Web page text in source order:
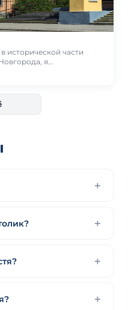
исторической части
я…